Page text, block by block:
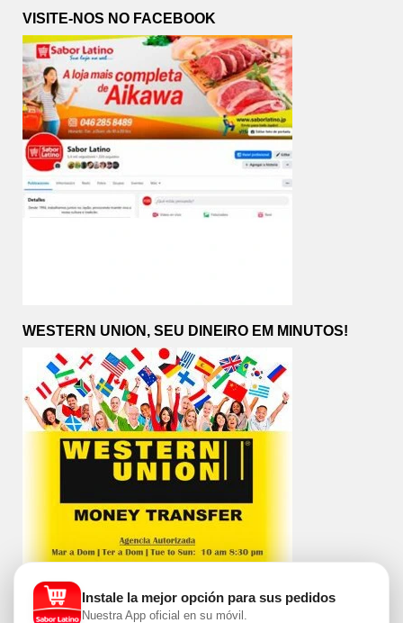
VISITE-NOS NO FACEBOOK
WESTERN UNION, SEU DINEIRO EM MINUTOS!
Instale la mejor opción para sus pedidos
Nuestra App oficial en su móvil.